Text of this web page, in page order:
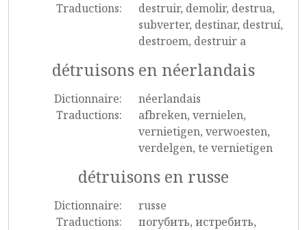
Traductions:
destruir, demolir, destrua,
subverter, destinar, destruí,
destroem, destruir a
détruisons en néerlandais
Dictionnaire:
néerlandais
Traductions:
afbreken, vernielen,
vernietigen, verwoesten,
verdelgen, te vernietigen
détruisons en russe
Dictionnaire:
russe
Traductions:
погубить, истребить,